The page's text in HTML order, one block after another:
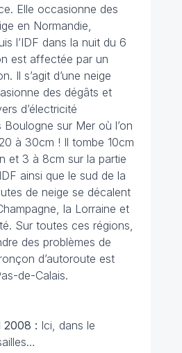
Elle occasionne des
en Normandie,
l’IDF dans la nuit du 6
est affectée par un
Il s’agit d’une neige
des dégâts et
d’électricité
sur Mer où l’on
à 30cm ! Il tombe 10cm
et 3 à 8cm sur la partie
ainsi que le sud de la
de neige se décalent
la Lorraine et
Sur toutes ces régions,
des problèmes de
d’autoroute est
de-Calais.
2008 : Ici, dans le